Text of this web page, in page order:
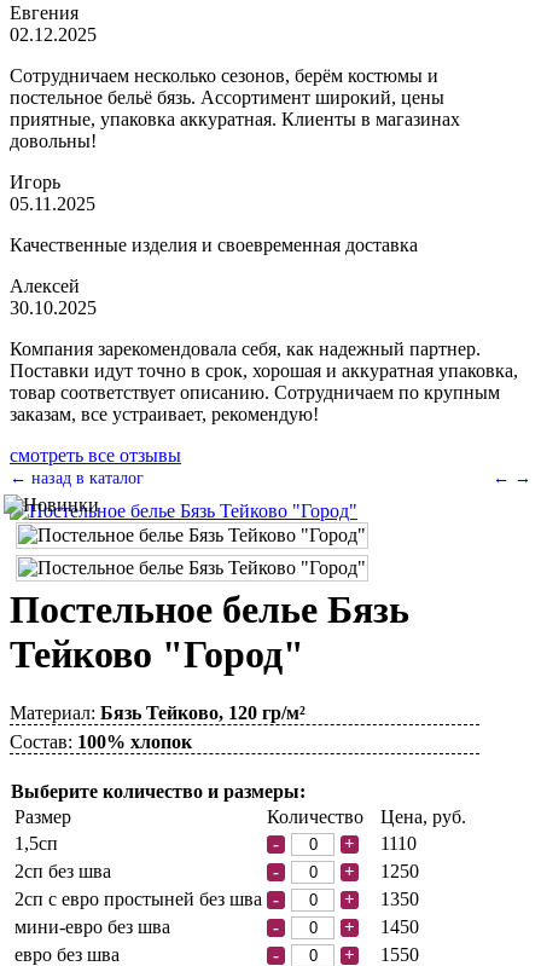
Евгения
02.12.2025
Сотрудничаем несколько сезонов, берём костюмы и
постельное бельё бязь. Ассортимент широкий, цены
приятные, упаковка аккуратная. Клиенты в магазинах
довольны!
Игорь
05.11.2025
Качественные изделия и своевременная доставка
Алексей
30.10.2025
Компания зарекомендовала себя, как надежный партнер.
Поставки идут точно в срок, хорошая и аккуратная упаковка,
товар соответствует описанию. Сотрудничаем по крупным
заказам, все устраивает, рекомендую!
смотреть все отзывы
← →
← назад в каталог
Постельное белье Бязь
Тейково "Город"
Материал: Бязь Тейково, 120 гр/м²
Состав: 100% хлопок
Выберите количество и размеры:
Размер
Количество
Цена, руб.
1,5сп
- +
1110
2сп без шва
- +
1250
2сп с евро простыней без шва
- +
1350
мини-евро без шва
- +
1450
евро без шва
- +
1550